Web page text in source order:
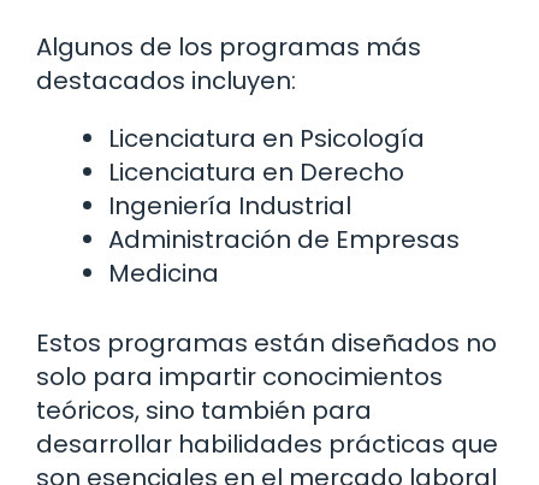
Algunos de los programas más
destacados incluyen:
Licenciatura en Psicología
Licenciatura en Derecho
Ingeniería Industrial
Administración de Empresas
Medicina
Estos programas están diseñados no
solo para impartir conocimientos
teóricos, sino también para
desarrollar habilidades prácticas que
son esenciales en el mercado laboral